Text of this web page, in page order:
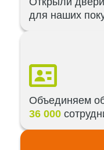
для наших
Объединяем
36 000